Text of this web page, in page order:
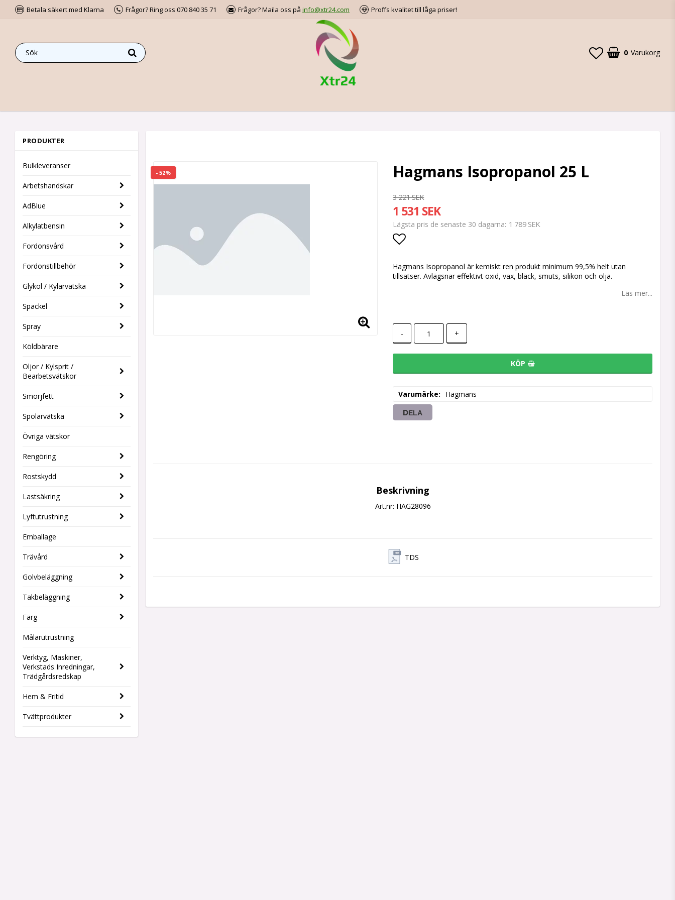
Betala säkert med Klarna Frågor? Ring oss 070 840 35 71 Frågor? Maila oss på info@xtr24.com Proffs kvalitet till låga priser!
0 Varukorg
PRODUKTER
Bulkleveranser
Arbetshandskar
AdBlue
Alkylatbensin
Fordonsvård
Fordonstillbehör
Glykol / Kylarvätska
Spackel
Spray
Köldbärare
Oljor / Kylsprit /
Bearbetsvätskor
Smörjfett
Spolarvätska
Övriga vätskor
Rengöring
Rostskydd
Lastsäkring
Lyftutrustning
Emballage
Trävård
Golvbeläggning
Takbeläggning
Färg
Målarutrustning
Verktyg, Maskiner,
Verkstads Inredningar,
Trädgårdsredskap
Hem & Fritid
Tvättprodukter
- 52% Hagmans Isopropanol 25 L
3 221 SEK
1 531 SEK
Lägsta pris de senaste 30 dagarna 1 789 SEK
Hagmans Isopropanol är kemiskt ren produkt minimum 99,5% helt utan
tillsatser. Avlägsnar effektivt oxid, vax, bläck, smuts, silikon och olja.
Läs mer...
- +
KÖP
Varumärke Hagmans
DELA
Beskrivning
Art.nr: HAG28096
TDS